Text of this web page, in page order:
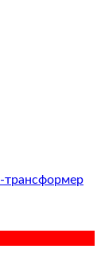
трансформер